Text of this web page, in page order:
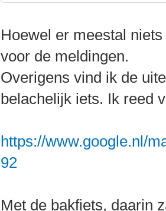
Hoewel er meestal
voor de meldingen.
Overigens vind ik de
belachelijk iets. Ik reed
https://www.google.nl/
92
Met de bakfiets, daarin